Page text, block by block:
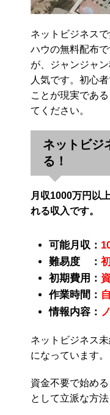
ネットビジネス
ハウの無料配布
が、ジャンジャ
人気です。初心
ことが現実であ
てください。
ネットビジ
る！
月収1000万円以
れる収入です。
可能月収：
難易度 ：
初期費用：
作業時間：
情報内容：
ネットビジネス
になっています。
資金不要で始め
として立派な方